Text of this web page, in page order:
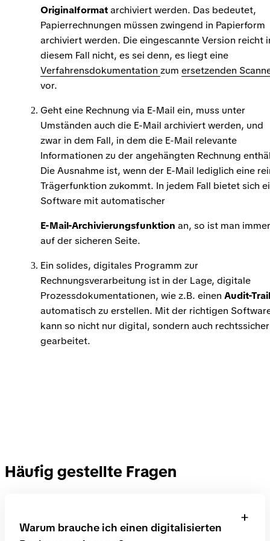
Originalformatarchiviert werden. Das bedeutet,
Papierrechnungen müssen zwingend in Papierform
archiviert werden. Die eingescannte Version reicht
diesem Fall nicht, es sei denn, es liegt eine
Verfahrensdokumentation zum ersetzenden
vor.
Geht eine Rechnung via E-Mail ein, muss unter
Umständen auch die E-Mail archiviert werden, und
zwar in dem Fall, in dem die E-Mail relevante
Informationen zu der angehängten Rechnung
Die Ausnahme ist, wenn der E-Mail lediglich eine
Trägerfunktion zukommt. In jedem Fall bietet sich
Software mit automatischer
E-Mail-Archivierungsfunktion an, so ist man immer
auf der sicheren Seite.
Ein solides, digitales Programm zur
Rechnungsverarbeitung ist in der Lage, digitale
Prozessdokumentationen, wie z.B. einen Audit-Trail
automatisch zu erstellen. Mit der richtigen
kann so nicht nur digital, sondern auch rechtssicher
gearbeitet.
Häufig gestellte Fragen
Warum brauche ich einen digitalisierten